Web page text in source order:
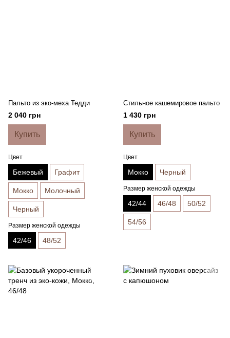
Пальто из эко-меха Тедди
2 040 грн
Купить
Цвет
Бежевый Графит
Мокко Молочный
Черный
Размер женской одежды
42/46 48/52
Стильное кашемировое пальто
1 430 грн
Купить
Цвет
Мокко Черный
Размер женской одежды
42/44 46/48 50/52
54/56